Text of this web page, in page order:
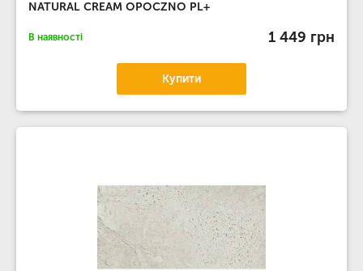
NATURAL CREAM OPOCZNO PL+
В наявності 1 449 грн
Купити